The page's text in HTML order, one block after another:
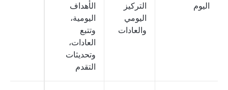
اليوم
التركيز
اليومي
والعادات
الأهداف
اليومية،
وتتبع
العادات،
وتحديثات
التقدم